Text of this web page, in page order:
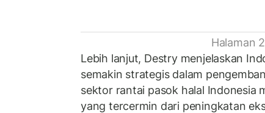
Halaman
Lebih lanjut, Destry menjelaskan
semakin strategis dalam
sektor rantai pasok halal Indonesia
yang tercermin dari peningkatan